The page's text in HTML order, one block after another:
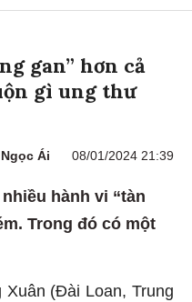
gan” hơn cả
gì ung thư
Ngọc Ái 08/01/2024 21:39
hành vi “tàn
Trong đó có một
(Đài Loan, Trung